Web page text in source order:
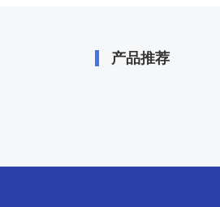
产品推荐